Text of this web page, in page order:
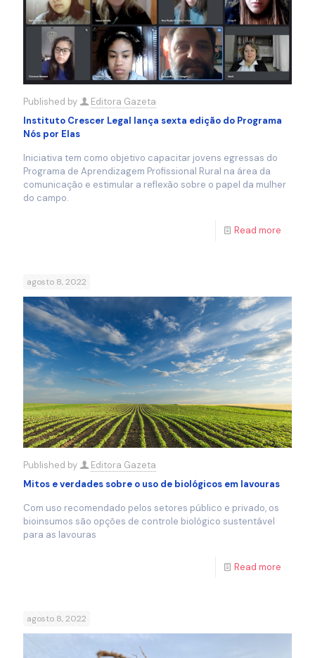
Published by
Editora Gazeta
Instituto Crescer Legal lança sexta edição do Programa
Nós por Elas
Iniciativa tem como objetivo capacitar jovens egressas do
Programa de Aprendizagem Profissional Rural na área da
comunicação e estimular a reflexão sobre o papel da mulher
do campo.
Read more
agosto 8, 2022
Published by
Editora Gazeta
Mitos e verdades sobre o uso de biológicos em lavouras
Com uso recomendado pelos setores público e privado, os
bioinsumos são opções de controle biológico sustentável
para as lavouras
Read more
agosto 8, 2022